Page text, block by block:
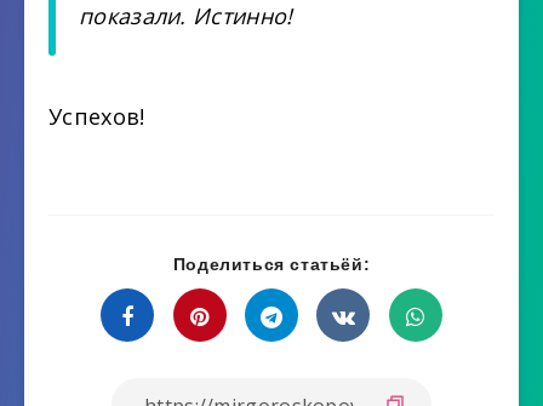
показали. Истинно!
Успехов!
Поделиться статьёй: